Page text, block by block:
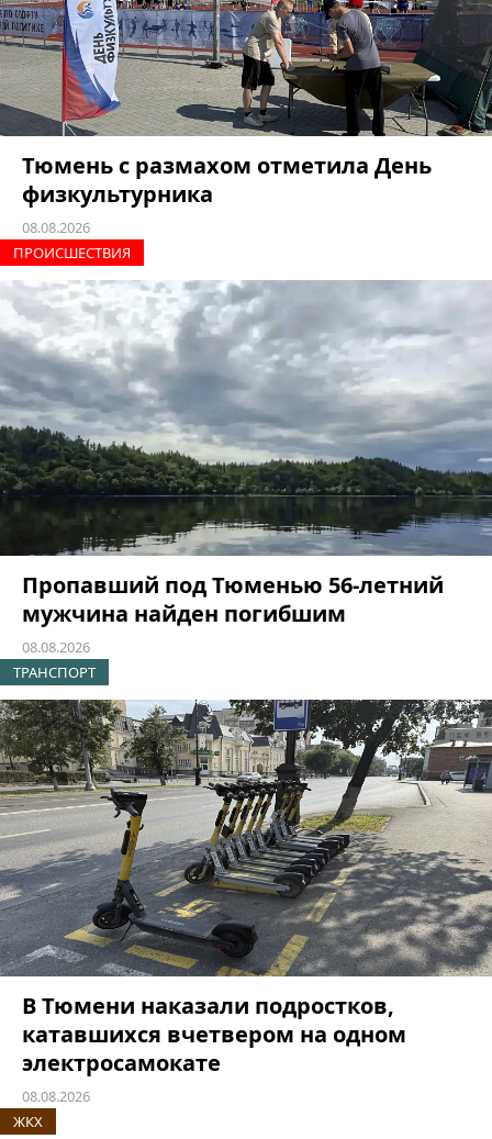
Тюмень с размахом отметила День
физкультурника
08.08.2026
ПРОИCШЕСТВИЯ
Пропавший под Тюменью 56-летний
мужчина найден погибшим
08.08.2026
ТРАНСПОРТ
В Тюмени наказали подростков,
катавшихся вчетвером на одном
электросамокате
08.08.2026
ЖКХ